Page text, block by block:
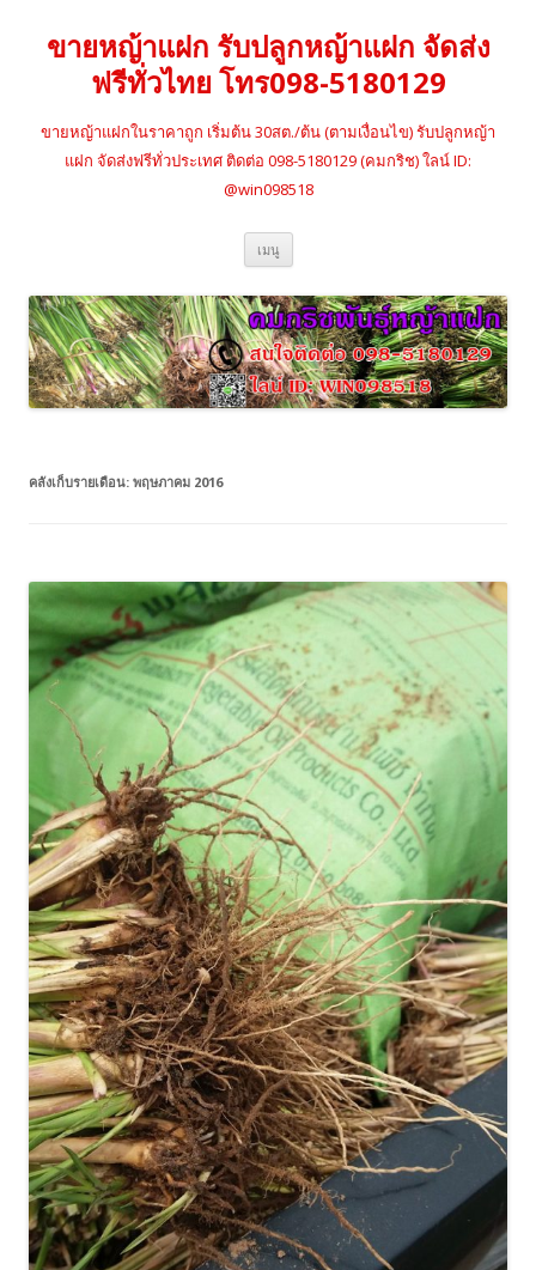
ขายหญ้าแฝก รับปลูกหญ้าแฝก จัดส่ง
ฟรีทั่วไทย โทร098-5180129
ขายหญ้าแฝกในราคาถูก เริ่มต้น 30สต./ต้น (ตามเงื่อนไข) รับปลูกหญ้า
แฝก จัดส่งฟรีทั่วประเทศ ติดต่อ 098-5180129 (คมกริช) ใลน์ ID:
@win098518
เมนู ข้าม
ยัง
เนื้อหา
คลังเก็บรายเดือน: พฤษภาคม 2016